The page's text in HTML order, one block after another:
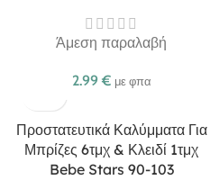
Άμεση παραλαβή
2.99 € με φπα
Προστατευτικά Καλύμματα Για
Μπρίζες 6τμχ & Κλειδί 1τμχ
Bebe Stars 90-103